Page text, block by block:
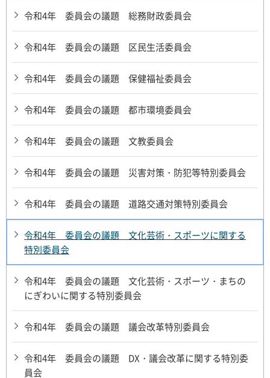
令和4年 委員会の議題 総務財政委員会
令和4年 委員会の議題 区民生活委員会
令和4年 委員会の議題 保健福祉委員会
令和4年 委員会の議題 都市環境委員会
令和4年 委員会の議題 文教委員会
令和4年 委員会の議題 災害対策・防犯等特別委員会
令和4年 委員会の議題 道路交通対策特別委員会
令和4年 委員会の議題 文化芸術・スポーツに関する
特別委員会
令和4年 委員会の議題 文化芸術・スポーツ・まちの
にぎわいに関する特別委員会
令和4年 委員会の議題 議会改革特別委員会
令和4年 委員会の議題 DX・議会改革に関する特別委
員会